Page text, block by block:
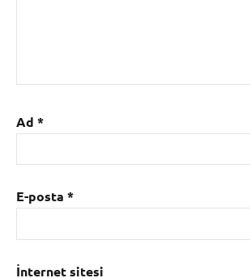
Ad *
E-posta *
İnternet sitesi